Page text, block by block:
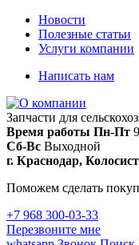
Новости
Полезные статьи
Услуги компании
Написать нам
Запчасти для
Время работы Пн-Пт
Сб-Вс Выходной
г. Краснодар,
Поможем сделать
+7 968 300-03-33
Перезвоните мне